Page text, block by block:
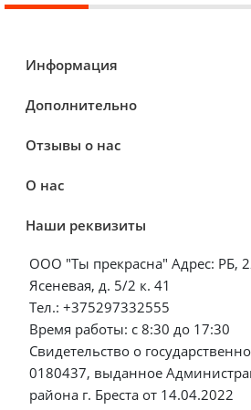
Информация
Дополнительно
Отзывы о нас
О нас
Наши реквизиты
ООО "Ты прекрасна" Адрес: РБ,
Ясеневая, д. 5/2 к. 41
Тел.: +375297332555
Время работы: с 8:30 до 17:30
Свидетельство о
0180437, выданное
района г. Бреста от 14.04.2022